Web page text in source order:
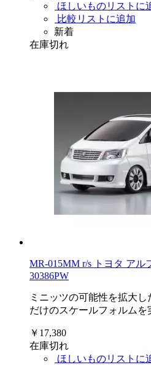
ほしいものリストに
比較リストに追加
新着
在庫切れ
MR-015MM r/s トヨタ アル
30386PW
ミニッツの可能性を拡大
だけのスケールフォルムを
￥17,380
在庫切れ
ほしいものリストに